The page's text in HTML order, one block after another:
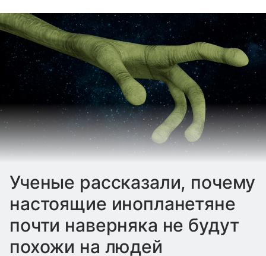
Ученые рассказали, почему
настоящие инопланетяне
почти наверняка не будут
похожи на людей